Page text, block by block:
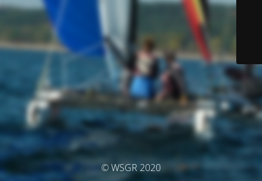
© WSGR 2020